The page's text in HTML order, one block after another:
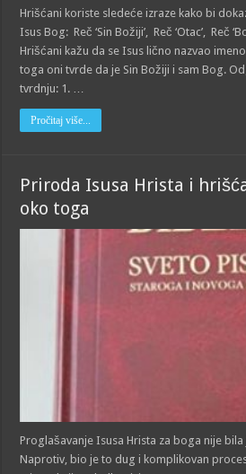
Hrišćani koriste sledeće izraze kako bi
Isus Bog: Reč ‘Sin Božiji’, Reč ‘Otac’, Reč
Hrišćani kažu da se Isus lično nazvao
toga oni tvrde da je Sin Božiji i sam Bog.
tvrdnju: 1. …
Pročitaj više...
Priroda Isusa Hrista i
oko toga
Proglašavanje Isusa Hrista za boga nije
Naprotiv, bio je to dug i komplikovan